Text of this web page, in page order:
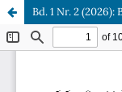
Bd. 1 Nr. 2